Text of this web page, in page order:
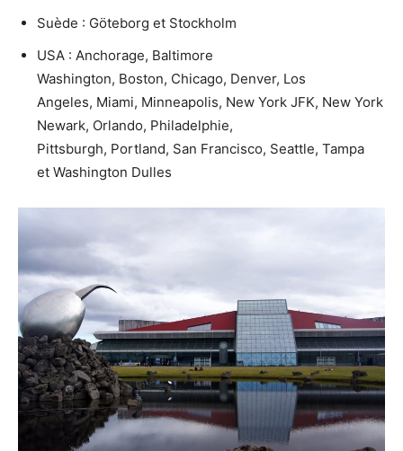
Suède : Göteborg et Stockholm
USA : Anchorage, Baltimore
Washington, Boston, Chicago, Denver, Los
Angeles, Miami, Minneapolis, New York JFK, New York
Newark, Orlando, Philadelphie,
Pittsburgh, Portland, San Francisco, Seattle, Tampa
et Washington Dulles